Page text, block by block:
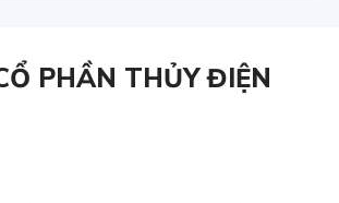
PHẦN THỦY ĐIỆN